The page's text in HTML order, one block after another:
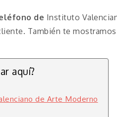
de Instituto
También te
aquí?
de Arte Moderno